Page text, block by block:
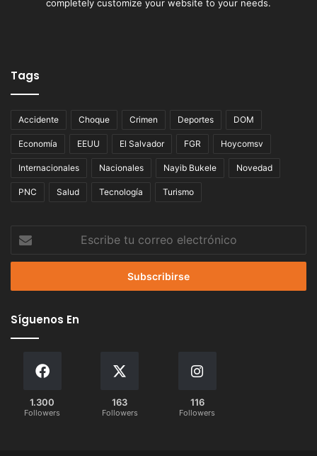
completely customize your website to your needs.
Tags
Accidente Choque Crimen Deportes DOM
Economía EEUU El Salvador FGR Hoycomsv
Internacionales Nacionales Nayib Bukele Novedad
PNC Salud Tecnología Turismo
correo
Síguenos En
1.300
Followers
163
Followers
116
Followers